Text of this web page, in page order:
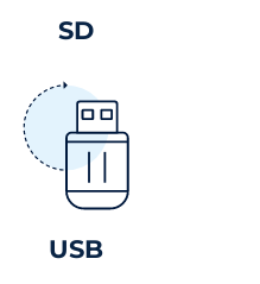
SD
USB